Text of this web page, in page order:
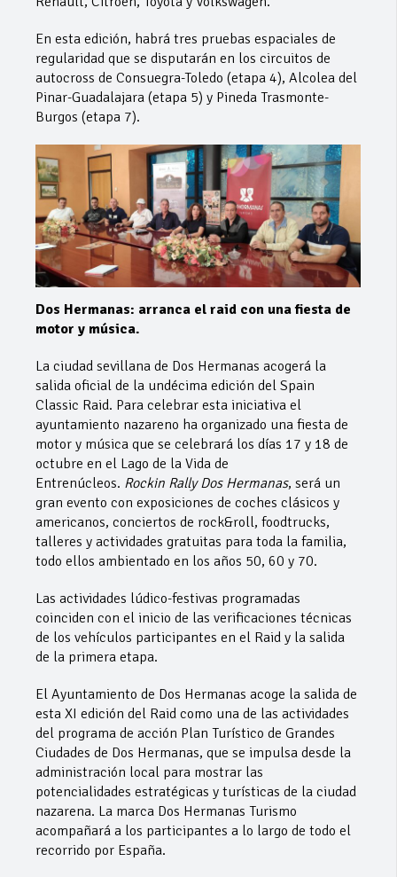
En esta edición, habrá tres pruebas espaciales de
regularidad que se disputarán en los circuitos de
autocross de Consuegra-Toledo (etapa 4), Alcolea del
Pinar-Guadalajara (etapa 5) y Pineda Trasmonte-
Burgos (etapa 7).
Dos Hermanas: arranca el raid con una fiesta de
motor y música.
La ciudad sevillana de Dos Hermanas acogerá la
salida oficial de la undécima edición del Spain
Classic Raid. Para celebrar esta iniciativa el
ayuntamiento nazareno ha organizado una fiesta de
motor y música que se celebrará los días 17 y 18 de
octubre en el Lago de la Vida de
Entrenúcleos. Rockin Rally Dos Hermanas, será un
gran evento con exposiciones de coches clásicos y
americanos, conciertos de rock&roll, foodtrucks,
talleres y actividades gratuitas para toda la familia,
todo ellos ambientado en los años 50, 60 y 70.
Las actividades lúdico-festivas programadas
coinciden con el inicio de las verificaciones técnicas
de los vehículos participantes en el Raid y la salida
de la primera etapa.
El Ayuntamiento de Dos Hermanas acoge la salida de
esta XI edición del Raid como una de las actividades
del programa de acción Plan Turístico de Grandes
Ciudades de Dos Hermanas, que se impulsa desde la
administración local para mostrar las
potencialidades estratégicas y turísticas de la ciudad
nazarena. La marca Dos Hermanas Turismo
acompañará a los participantes a lo largo de todo el
recorrido por España.